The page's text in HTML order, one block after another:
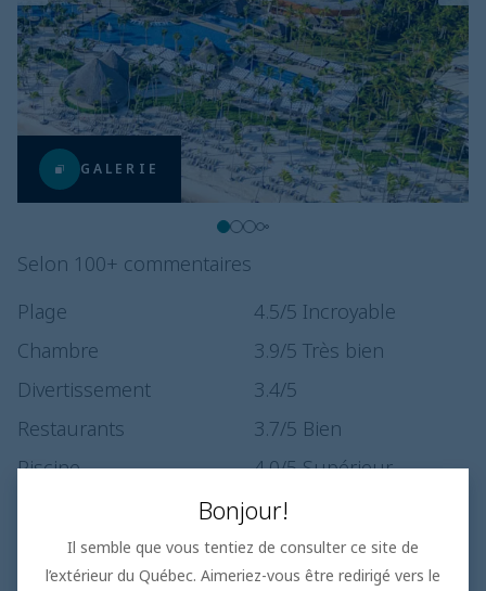
GALERIE
Selon 100+ commentaires
Plage
4.5/5 Incroyable
Chambre
3.9/5 Très bien
Divertissement
3.4/5
Restaurants
3.7/5 Bien
Piscine
4.0/5 Supérieur
3.0/5
Bonjour!
Il semble que vous tentiez de consulter ce site de
l’extérieur du Québec. Aimeriez-vous être redirigé vers le